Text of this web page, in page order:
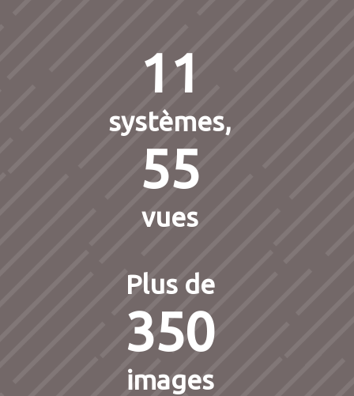
11
systèmes,
55
vues
Plus de
350
images